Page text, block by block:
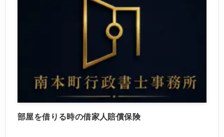
部屋を借りる時の借家人賠償保険